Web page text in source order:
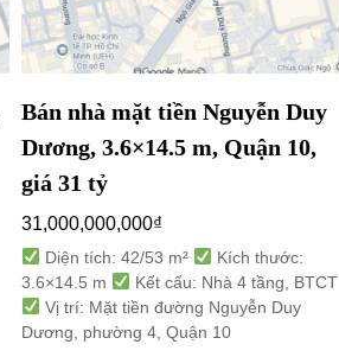
Bán nhà mặt tiền Nguyễn Duy
Dương, 3.6×14.5 m, Quận 10,
giá 31 tỷ
31,000,000,000₫
Diện tích: 42/53 m²
Kích thước:
3.6×14.5 m
Kết cấu: Nhà 4 tầng, BTCT
Vị trí: Mặt tiền đường Nguyễn Duy
Dương, phường 4, Quận 10